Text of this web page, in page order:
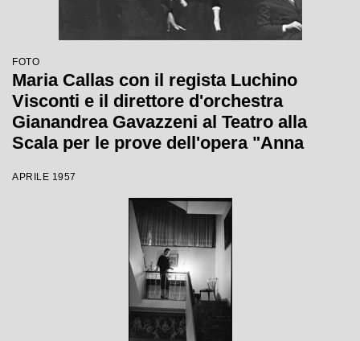
FOTO
Maria Callas con il regista Luchino
Visconti e il direttore d'orchestra
Gianandrea Gavazzeni al Teatro alla
Scala per le prove dell'opera "Anna
APRILE 1957